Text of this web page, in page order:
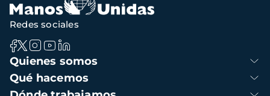
Navegación
principal
Quienes somos
Qué hacemos
Redes sociales